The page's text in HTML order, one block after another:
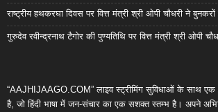
राष्ट्रीय हथकरघा दिवस पर वित्त मंत्री श्री ओपी चौधरी ने
गुरुदेव रवीन्द्रनाथ टैगोर की पुण्यतिथि पर वित्त मंत्री श्री ओपी
“AAJHIJAAGO.COM” लाइव स्ट्रीमिंग सुविधाओं के साथ एक
है, जो हिंदी भाषा में जन-संचार का एक सशक्त स्तम्भ है। अपने